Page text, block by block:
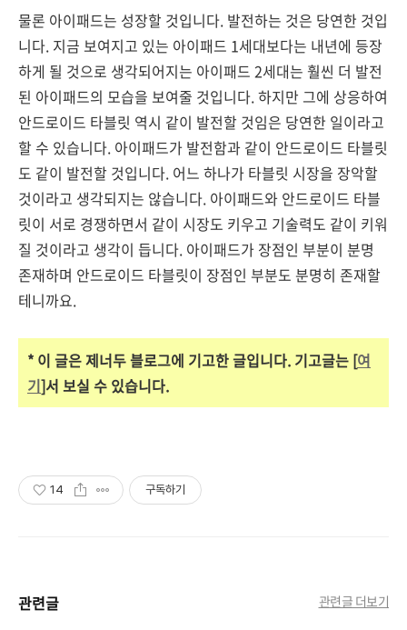
물론 아이패드는 성장할 것입니다. 발전하는 것은 당연한 것입
니다. 지금 보여지고 있는 아이패드 1세대보다는 내년에 등장
하게 될 것으로 생각되어지는 아이패드 2세대는 훨씬 더 발전
된 아이패드의 모습을 보여줄 것입니다. 하지만 그에 상응하여
안드로이드 타블릿 역시 같이 발전할 것임은 당연한 일이라고
할 수 있습니다. 아이패드가 발전함과 같이 안드로이드 타블릿
도 같이 발전할 것입니다. 어느 하나가 타블릿 시장을 장악할
것이라고 생각되지는 않습니다. 아이패드와 안드로이드 타블
릿이 서로 경쟁하면서 같이 시장도 키우고 기술력도 같이 키워
질 것이라고 생각이 듭니다. 아이패드가 장점인 부분이 분명
존재하며 안드로이드 타블릿이 장점인 부분도 분명히 존재할
테니까요.
* 이 글은 제너두 블로그에 기고한 글입니다. 기고글는 [여
기]서 보실 수 있습니다.
14 구독하기
관련글 관련글 더보기